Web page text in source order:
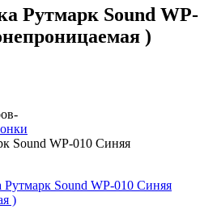
Рутмарк Sound WP-
)
-
Sound WP-010 Синяя